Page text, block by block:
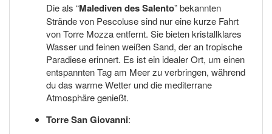
Die als “Malediven des Salento” bekannten
Strände von Pescoluse sind nur eine kurze Fahrt
von Torre Mozza entfernt. Sie bieten kristallklares
Wasser und feinen weißen Sand, der an tropische
Paradiese erinnert. Es ist ein idealer Ort, um einen
entspannten Tag am Meer zu verbringen, während
du das warme Wetter und die mediterrane
Atmosphäre genießt.
Torre San Giovanni: